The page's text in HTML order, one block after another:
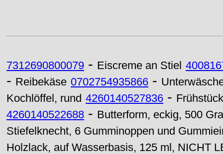
7312690800079 - Eiscreme an Stiel
- Reibekäse 0702754935866 -
Kochlöffel, rund 4260140527836 -
4260140522688 - Butterform, eckig, 500
Stiefelknecht, 6 Gumminoppen und
Holzlack, auf Wasserbasis, 125 ml, NICHT